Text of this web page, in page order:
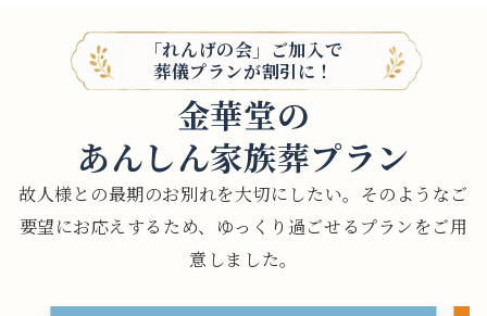
「れんげの会」ご加入で
葬儀プランが割引に！
金華堂の
あんしん家族葬プラン
故人様との最期のお別れを大切にしたい。 そのようなご
要望にお応えするため、ゆっくり過ごせるプランをご用
意しました。